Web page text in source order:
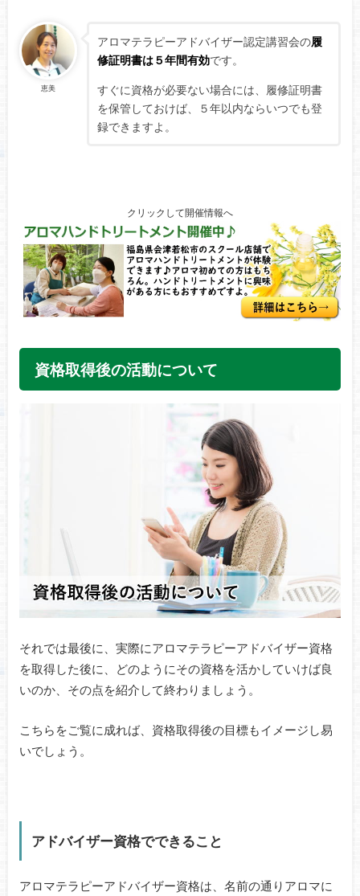
恵美
アロマテラピーアドバイザー認定講習会の履
修証明書は５年間有効です。
すぐに資格が必要ない場合には、履修証明書
を保管しておけば、５年以内ならいつでも登
録できますよ。
クリックして開催情報へ
資格取得後の活動について
それでは最後に、実際にアロマテラピーアドバイザー資格
を取得した後に、どのようにその資格を活かしていけば良
いのか、その点を紹介して終わりましょう。
こちらをご覧に成れば、資格取得後の目標もイメージし易
いでしょう。
アドバイザー資格でできること
アロマテラピーアドバイザー資格は、名前の通りアロマに